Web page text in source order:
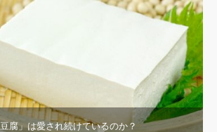
腐」は愛され続けているのか？